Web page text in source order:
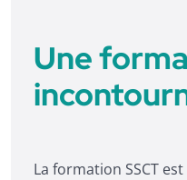
Une
La formation SSCT